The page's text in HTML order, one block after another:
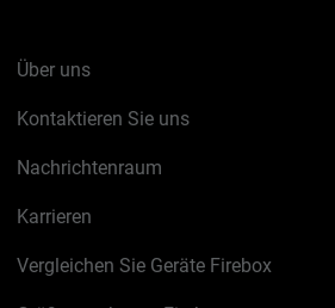
Über uns
Kontaktieren Sie uns
Nachrichtenraum
Karrieren
Vergleichen Sie Geräte Firebox